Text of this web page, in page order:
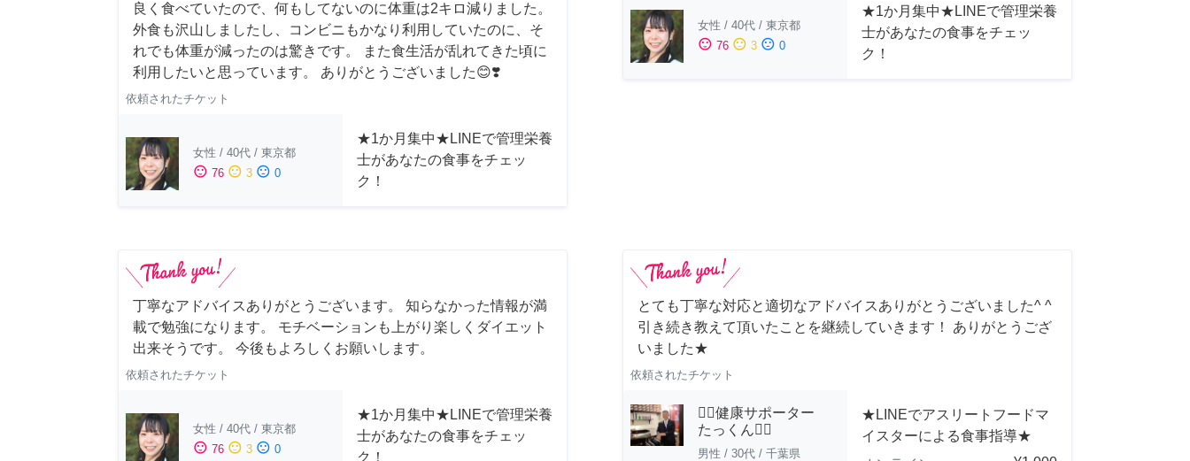
良く食べていたので、何もしてないのに体重は2キロ減りました。
外食も沢山しましたし、コンビニもかなり利用していたのに、そ
れでも体重が減ったのは驚きです。 また食生活が乱れてきた頃に
利用したいと思っています。 ありがとうございました😊❣️
依頼されたチケット
女性 / 40代 / 東京都
sentiment_satisfied 76 sentiment_neutral 3 sentiment_dissatisfied 0
★1か月集中★LINEで管理栄養
士があなたの食事をチェッ
ク！
女性 / 40代 / 東京都
sentiment_satisfied 76 sentiment_neutral 3 sentiment_dissatisfied 0
★1か月集中★LINEで管理栄養
士があなたの食事をチェッ
ク！
丁寧なアドバイスありがとうございます。 知らなかった情報が満
載で勉強になります。 モチベーションも上がり楽しくダイエット
出来そうです。 今後もよろしくお願いします。
依頼されたチケット
女性 / 40代 / 東京都
sentiment_satisfied 76 sentiment_neutral 3 sentiment_dissatisfied 0
★1か月集中★LINEで管理栄養
士があなたの食事をチェッ
ク！
とても丁寧な対応と適切なアドバイスありがとうございました^ ^
引き続き教えて頂いたことを継続していきます！ ありがとうござ
いました★
依頼されたチケット
🏋️‍♂️健康サポーター
たっくん🏋️‍♂️
男性 / 30代 / 千葉県
★LINEでアスリートフードマ
イスターによる食事指導★